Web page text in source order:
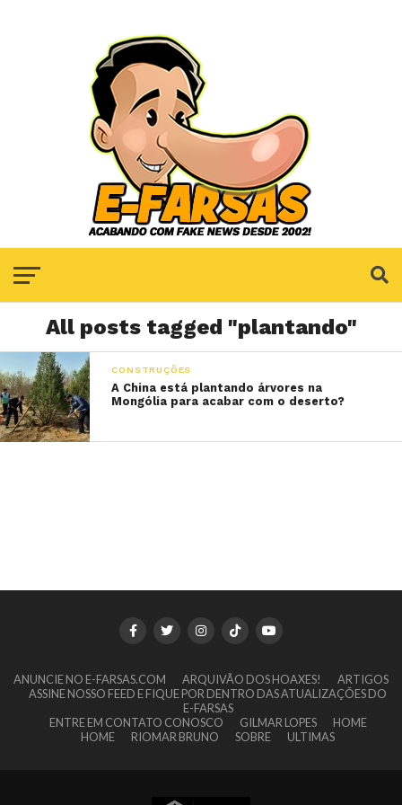
All posts tagged "plantando"
CONSTRUÇÕES
A China está plantando árvores na
Mongólia para acabar com o deserto?
ANUNCIE NO E-FARSAS.COM ARQUIVÃO DOS HOAXES!
ARTIGOS
ASSINE NOSSO FEED E FIQUE POR DENTRO DAS ATUALIZAÇÕES DO
E-FARSAS
ENTRE EM CONTATO CONOSCO
GILMAR LOPES
HOME
HOME
RIOMAR BRUNO SOBRE ULTIMAS